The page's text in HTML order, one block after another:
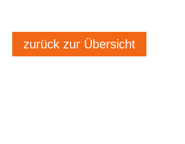
zurück zur Übersicht